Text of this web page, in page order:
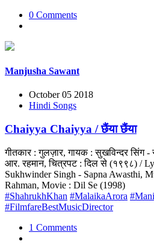
0 Comments
Manjusha Sawant
October 05 2018
Hindi Songs
Chaiyya Chaiyya / छैंया छैंया
गीतकार : गुलज़ार, गायक : सुखविन्दर सिंग
आर. रहमान, चित्रपट : दिल से (१९९८) /
Sukhwinder Singh - Sapna Awasthi,
Rahman, Movie : Dil Se (1998)
#ShahrukhKhan #MalaikaArora
#FilmfareBestMusicDirector
1 Comments